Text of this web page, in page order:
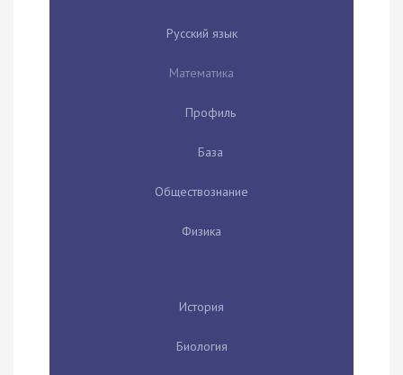
Русский язык
Математика
Профиль
База
Обществознание
Физика
История
Биология